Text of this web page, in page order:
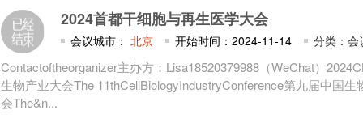
2024首都干细胞与再生医学大会
会议城市： 北京 开始时间：2024-11-14 分类：会
Contactoftheorganizer主办方：Lisa18520379988（WeChat）
生物产业大会The 11thCellBiologyIndustryConference第九届中国生
会The&n...